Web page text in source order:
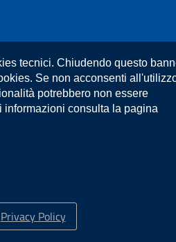
Dove siamo Accessibilità
tecnici. Chiudendo questo
Se non acconsenti
potrebbero non essere
consulta la pagina
Privacy Policy